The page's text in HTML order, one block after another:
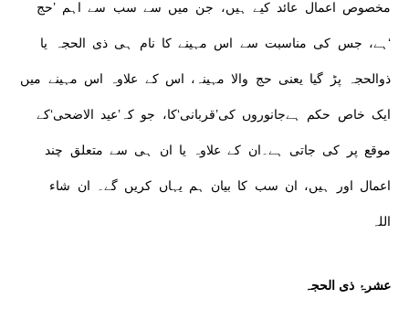
مخصوص اعمال عائد کیے ہیں، جن میں سے سب سے اہم ’حج
‘ہے، جس کی مناسبت سے اس مہینے کا نام ہی ذی الحجہ یا
ذوالحجہ پڑ گیا یعنی حج والا مہینہ، اس کے علاوہ اس مہینے میں
ایک خاص حکم ہےجانوروں کی’قربانی‘کا، جو کہ’عید الاضحی‘کے
موقع پر کی جاتی ہے۔ان کے علاوہ یا ان ہی سے متعلق چند
اعمال اور ہیں، ان سب کا بیان ہم یہاں کریں گے۔ ان شاء
اللہ
عشرۂ ذی الحجہ